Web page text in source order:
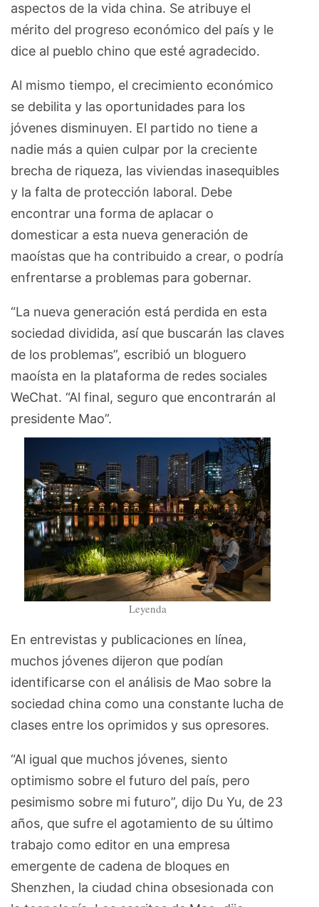
aspectos de la vida china. Se atribuye el
mérito del progreso económico del país y le
dice al pueblo chino que esté agradecido.
Al mismo tiempo, el crecimiento económico
se debilita y las oportunidades para los
jóvenes disminuyen. El partido no tiene a
nadie más a quien culpar por la creciente
brecha de riqueza, las viviendas inasequibles
y la falta de protección laboral. Debe
encontrar una forma de aplacar o
domesticar a esta nueva generación de
maoístas que ha contribuido a crear, o podría
enfrentarse a problemas para gobernar.
“La nueva generación está perdida en esta
sociedad dividida, así que buscarán las claves
de los problemas”, escribió un bloguero
maoísta en la plataforma de redes sociales
WeChat. “Al final, seguro que encontrarán al
presidente Mao”.
Leyenda
En entrevistas y publicaciones en línea,
muchos jóvenes dijeron que podían
identificarse con el análisis de Mao sobre la
sociedad china como una constante lucha de
clases entre los oprimidos y sus opresores.
“Al igual que muchos jóvenes, siento
optimismo sobre el futuro del país, pero
pesimismo sobre mi futuro”, dijo Du Yu, de 23
años, que sufre el agotamiento de su último
trabajo como editor en una empresa
emergente de cadena de bloques en
Shenzhen, la ciudad china obsesionada con